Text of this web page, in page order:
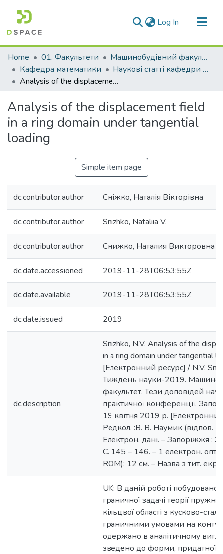
Log In (current)
Communities & Collections
All of DSpace
Statistics
Home 01. Факультети
Машинобудівний факультет
Кафедра математики
Наукові статті кафедри математики
Analysis of the displacement field in a ring domain under tangential loading
Analysis of the displacement field
in a ring domain under tangential
loading
Simple item page
dc.contributor.author Сніжко, Наталія Вікторівна
dc.contributor.author Snizhko, Nataliia V.
dc.contributor.author Снижко, Наталия Викторовна
dc.date.accessioned 2019-11-28T06:53:55Z
dc.date.available 2019-11-28T06:53:55Z
dc.date.issued 2019
dc.description
Snizhkо, N.V. Analysis of the
in a ring domain under tangential
[Електронний ресурс] / N.V.
Тиждень науки-2019.
факультет. Тези доповідей
практичної конференції,
19 квітня 2019 р.
Редкол. :В. В. Наумик (відпов.
Електрон. дані. – Запоріжжя :
С. 145 – 146. – 1 електрон. опт.
ROM); 12 см. – Назва з тит.
UK: В даній роботі побудовано
граничної задачі теорії
кільцвої області з кусково-
граничними умовами на
одержано в аналітичному
зведено до форми, придатної